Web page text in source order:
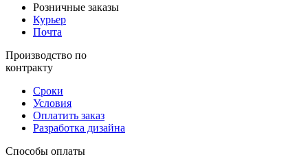
Розничные заказы
Курьер
Почта
Производство по
контракту
Сроки
Условия
Оплатить заказ
Разработка дизайна
Способы оплаты